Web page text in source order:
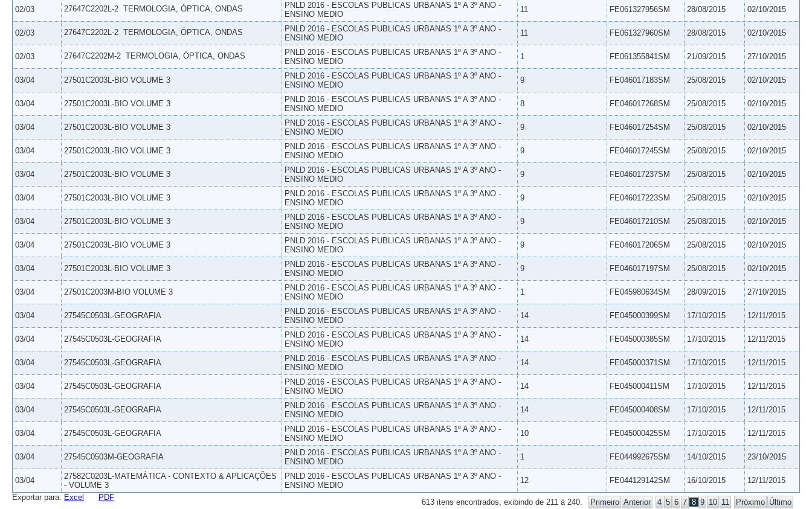
02/03 27647C2202L-2  TERMOLOGIA, ÓPTICA, ONDAS
PNLD 2016 - ESCOLAS PUBLICAS URBANAS 1º A 3º ANO -
ENSINO MEDIO
11 FE061327956SM 28/08/2015 02/10/2015
02/03 27647C2202L-2  TERMOLOGIA, ÓPTICA, ONDAS
PNLD 2016 - ESCOLAS PUBLICAS URBANAS 1º A 3º ANO -
ENSINO MEDIO
11 FE061327960SM 28/08/2015 02/10/2015
02/03 27647C2202M-2  TERMOLOGIA, ÓPTICA, ONDAS
PNLD 2016 - ESCOLAS PUBLICAS URBANAS 1º A 3º ANO -
ENSINO MEDIO
1 FE061355841SM 21/09/2015 27/10/2015
03/04 27501C2003L-BIO VOLUME 3
PNLD 2016 - ESCOLAS PUBLICAS URBANAS 1º A 3º ANO -
ENSINO MEDIO
9 FE046017183SM 25/08/2015 02/10/2015
03/04 27501C2003L-BIO VOLUME 3
PNLD 2016 - ESCOLAS PUBLICAS URBANAS 1º A 3º ANO -
ENSINO MEDIO
8 FE046017268SM 25/08/2015 02/10/2015
03/04 27501C2003L-BIO VOLUME 3
PNLD 2016 - ESCOLAS PUBLICAS URBANAS 1º A 3º ANO -
ENSINO MEDIO
9 FE046017254SM 25/08/2015 02/10/2015
03/04 27501C2003L-BIO VOLUME 3
PNLD 2016 - ESCOLAS PUBLICAS URBANAS 1º A 3º ANO -
ENSINO MEDIO
9 FE046017245SM 25/08/2015 02/10/2015
03/04 27501C2003L-BIO VOLUME 3
PNLD 2016 - ESCOLAS PUBLICAS URBANAS 1º A 3º ANO -
ENSINO MEDIO
9 FE046017237SM 25/08/2015 02/10/2015
03/04 27501C2003L-BIO VOLUME 3
PNLD 2016 - ESCOLAS PUBLICAS URBANAS 1º A 3º ANO -
ENSINO MEDIO
9 FE046017223SM 25/08/2015 02/10/2015
03/04 27501C2003L-BIO VOLUME 3
PNLD 2016 - ESCOLAS PUBLICAS URBANAS 1º A 3º ANO -
ENSINO MEDIO
9 FE046017210SM 25/08/2015 02/10/2015
03/04 27501C2003L-BIO VOLUME 3
PNLD 2016 - ESCOLAS PUBLICAS URBANAS 1º A 3º ANO -
ENSINO MEDIO
9 FE046017206SM 25/08/2015 02/10/2015
03/04 27501C2003L-BIO VOLUME 3
PNLD 2016 - ESCOLAS PUBLICAS URBANAS 1º A 3º ANO -
ENSINO MEDIO
9 FE046017197SM 25/08/2015 02/10/2015
03/04 27501C2003M-BIO VOLUME 3
PNLD 2016 - ESCOLAS PUBLICAS URBANAS 1º A 3º ANO -
ENSINO MEDIO
1 FE045980634SM 28/09/2015 27/10/2015
03/04 27545C0503L-GEOGRAFIA
PNLD 2016 - ESCOLAS PUBLICAS URBANAS 1º A 3º ANO -
ENSINO MEDIO
14 FE045000399SM 17/10/2015 12/11/2015
03/04 27545C0503L-GEOGRAFIA
PNLD 2016 - ESCOLAS PUBLICAS URBANAS 1º A 3º ANO -
ENSINO MEDIO
14 FE045000385SM 17/10/2015 12/11/2015
03/04 27545C0503L-GEOGRAFIA
PNLD 2016 - ESCOLAS PUBLICAS URBANAS 1º A 3º ANO -
ENSINO MEDIO
14 FE045000371SM 17/10/2015 12/11/2015
03/04 27545C0503L-GEOGRAFIA
PNLD 2016 - ESCOLAS PUBLICAS URBANAS 1º A 3º ANO -
ENSINO MEDIO
14 FE045000411SM 17/10/2015 12/11/2015
03/04 27545C0503L-GEOGRAFIA
PNLD 2016 - ESCOLAS PUBLICAS URBANAS 1º A 3º ANO -
ENSINO MEDIO
14 FE045000408SM 17/10/2015 12/11/2015
03/04 27545C0503L-GEOGRAFIA
PNLD 2016 - ESCOLAS PUBLICAS URBANAS 1º A 3º ANO -
ENSINO MEDIO
10 FE045000425SM 17/10/2015 12/11/2015
03/04 27545C0503M-GEOGRAFIA
PNLD 2016 - ESCOLAS PUBLICAS URBANAS 1º A 3º ANO -
ENSINO MEDIO
1 FE044992675SM 14/10/2015 23/10/2015
03/04
27582C0203L-MATEMÁTICA - CONTEXTO & APLICAÇÕES
- VOLUME 3
PNLD 2016 - ESCOLAS PUBLICAS URBANAS 1º A 3º ANO -
ENSINO MEDIO
12 FE044129142SM 16/10/2015 12/11/2015
613 itens encontrados, exibindo de 211 à 240. Primeiro Anterior 4 5 6 7 8 9 10 11 Próximo Último
Exportar para: Excel PDF